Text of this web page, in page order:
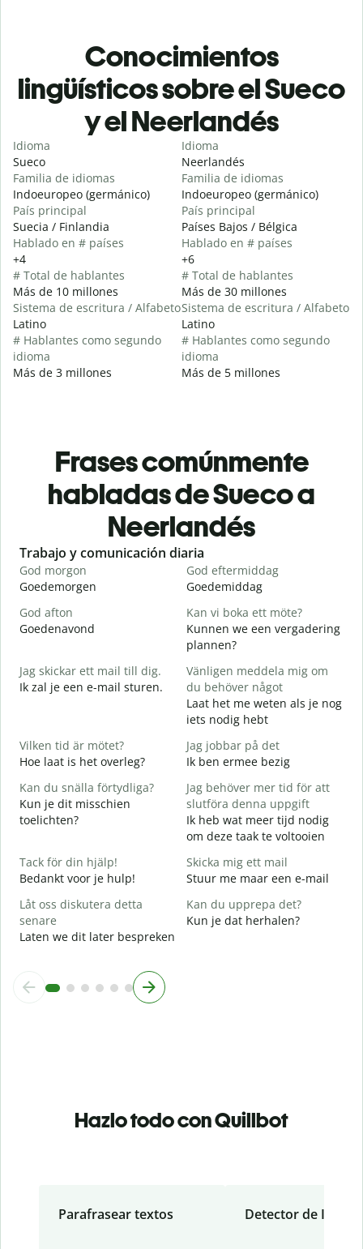
Conocimientos
lingüísticos sobre el Sueco
y el Neerlandés
Idioma
Sueco
Familia de idiomas
Indoeuropeo (germánico)
País principal
Suecia / Finlandia
Hablado en # países
+4
# Total de hablantes
Más de 10 millones
Sistema de escritura / Alfabeto
Latino
# Hablantes como segundo
idioma
Más de 3 millones
Idioma
Neerlandés
Familia de idiomas
Indoeuropeo (germánico)
País principal
Países Bajos / Bélgica
Hablado en # países
+6
# Total de hablantes
Más de 30 millones
Sistema de escritura / Alfabeto
Latino
# Hablantes como segundo
idioma
Más de 5 millones
Frases comúnmente
habladas de Sueco a
Neerlandés
Slide 1 of 6
Trabajo y comunicación diaria
God morgon
Goedemorgen
God eftermiddag
Goedemiddag
God afton
Goedenavond
Kan vi boka ett möte?
Kunnen we een vergadering
plannen?
Jag skickar ett mail till dig.
Ik zal je een e-mail sturen.
Vänligen meddela mig om
du behöver något
Laat het me weten als je nog
iets nodig hebt
Vilken tid är mötet?
Hoe laat is het overleg?
Jag jobbar på det
Ik ben ermee bezig
Kan du snälla förtydliga?
Kun je dit misschien
toelichten?
Jag behöver mer tid för att
slutföra denna uppgift
Ik heb wat meer tijd nodig
om deze taak te voltooien
Tack för din hjälp!
Bedankt voor je hulp!
Skicka mig ett mail
Stuur me maar een e-mail
Låt oss diskutera detta
senare
Laten we dit later bespreken
Kan du upprepa det?
Kun je dat herhalen?
Hazlo todo con Quillbot
Parafrasear textos Detector de IA